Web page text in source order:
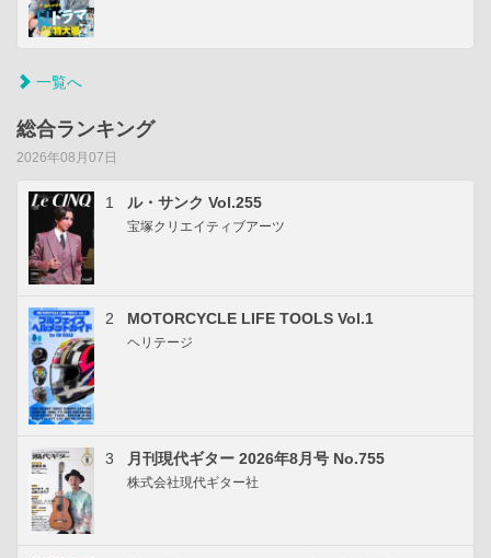
一覧へ
総合ランキング
2026年08月07日
1 ル・サンク Vol.255
宝塚クリエイティブアーツ
2 MOTORCYCLE LIFE TOOLS Vol.1
ヘリテージ
3 月刊現代ギター 2026年8月号 No.755
株式会社現代ギター社